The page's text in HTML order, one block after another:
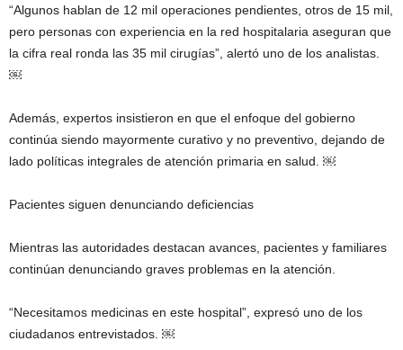
“Algunos hablan de 12 mil operaciones pendientes, otros de 15 mil,
pero personas con experiencia en la red hospitalaria aseguran que
la cifra real ronda las 35 mil cirugías”, alertó uno de los analistas.
￼
Además, expertos insistieron en que el enfoque del gobierno
continúa siendo mayormente curativo y no preventivo, dejando de
lado políticas integrales de atención primaria en salud. ￼
Pacientes siguen denunciando deficiencias
Mientras las autoridades destacan avances, pacientes y familiares
continúan denunciando graves problemas en la atención.
“Necesitamos medicinas en este hospital”, expresó uno de los
ciudadanos entrevistados. ￼